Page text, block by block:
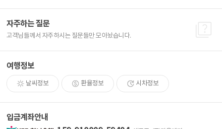
자주하는 질문
고객님들께서 자주하시는 질문들만 모아놨습니다.
여행정보
날씨정보 환율정보 시차정보
입금계좌안내